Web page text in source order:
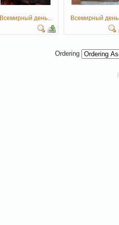
Всемирный день... Всемирный
Ordering